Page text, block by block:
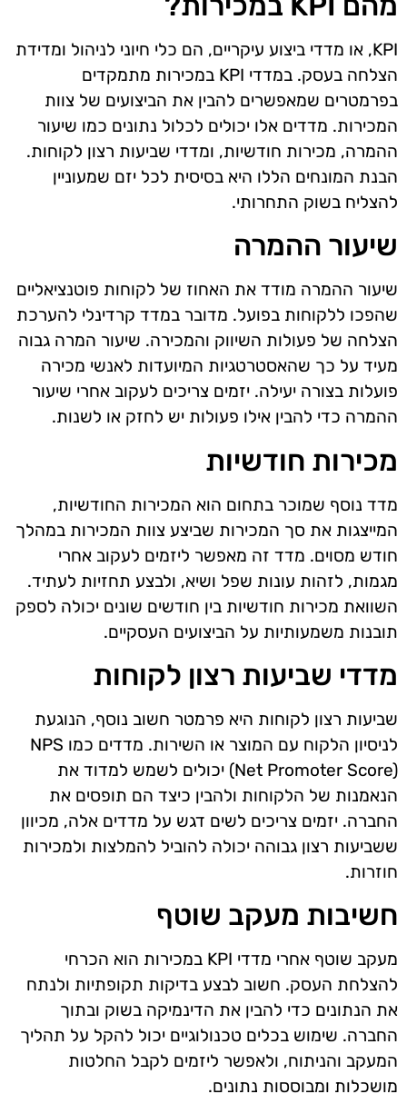
KPI, או מדדי ביצוע עיקריים, הם כלי חיוני לניהול ומדידת
הצלחה בעסק. במדדי KPI במכירות מתמקדים
בפרמטרים שמאפשרים להבין את הביצועים של צוות
המכירות. מדדים אלו יכולים לכלול נתונים כמו שיעור
ההמרה, מכירות חודשיות, ומדדי שביעות רצון לקוחות.
הבנת המונחים הללו היא בסיסית לכל יזם שמעוניין
להצליח בשוק התחרותי.
שיעור ההמרה
שיעור ההמרה מודד את האחוז של לקוחות פוטנציאליים
שהפכו ללקוחות בפועל. מדובר במדד קרדינלי להערכת
הצלחה של פעולות השיווק והמכירה. שיעור המרה גבוה
מעיד על כך שהאסטרטגיות המיועדות לאנשי מכירה
פועלות בצורה יעילה. יזמים צריכים לעקוב אחרי שיעור
ההמרה כדי להבין אילו פעולות יש לחזק או לשנות.
מכירות חודשיות
מדד נוסף שמוכר בתחום הוא המכירות החודשיות,
המייצגות את סך המכירות שביצע צוות המכירות במהלך
חודש מסוים. מדד זה מאפשר ליזמים לעקוב אחרי
מגמות, לזהות עונות שפל ושיא, ולבצע תחזיות לעתיד.
השוואת מכירות חודשיות בין חודשים שונים יכולה לספק
תובנות משמעותיות על הביצועים העסקיים.
מדדי שביעות רצון לקוחות
שביעות רצון לקוחות היא פרמטר חשוב נוסף, הנוגעת
לניסיון הלקוח עם המוצר או השירות. מדדים כמו NPS
(Net Promoter Score) יכולים לשמש למדוד את
הנאמנות של הלקוחות ולהבין כיצד הם תופסים את
החברה. יזמים צריכים לשים דגש על מדדים אלה, מכיוון
ששביעות רצון גבוהה יכולה להוביל להמלצות ולמכירות
חוזרות.
חשיבות מעקב שוטף
מעקב שוטף אחרי מדדי KPI במכירות הוא הכרחי
להצלחת העסק. חשוב לבצע בדיקות תקופתיות ולנתח
את הנתונים כדי להבין את הדינמיקה בשוק ובתוך
החברה. שימוש בכלים טכנולוגיים יכול להקל על תהליך
המעקב והניתוח, ולאפשר ליזמים לקבל החלטות
מושכלות ומבוססות נתונים.